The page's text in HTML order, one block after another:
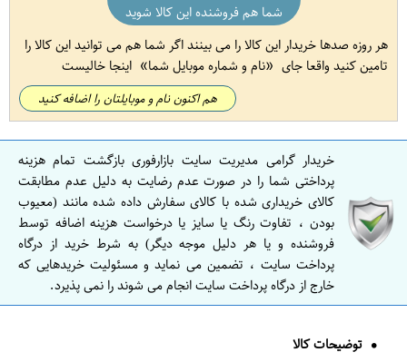
شما هم فروشنده این کالا شوید
هر روزه صدها خریدار این کالا را می بینند اگر شما هم می توانید این کالا را
تامین کنید واقعا جای
نام و شماره موبایل شما اینجا خالیست
هم اکنون نام و موبایلتان را اضافه کنید
خریدار گرامی مدیریت سایت بازارفوری بازگشت تمام هزینه
پرداختی شما را در صورت عدم رضایت به دلیل عدم مطابقت
کالای خریداری شده با کالای سفارش داده شده مانند (معیوب
بودن ، تفاوت رنگ یا سایز یا درخواست هزینه اضافه توسط
فروشنده و یا هر دلیل موجه دیگر) به شرط خرید از درگاه
پرداخت سایت ، تضمین می نماید و مسئولیت خریدهایی که
خارج از درگاه پرداخت سایت انجام می شوند را نمی پذیرد.
توضیحات کالا